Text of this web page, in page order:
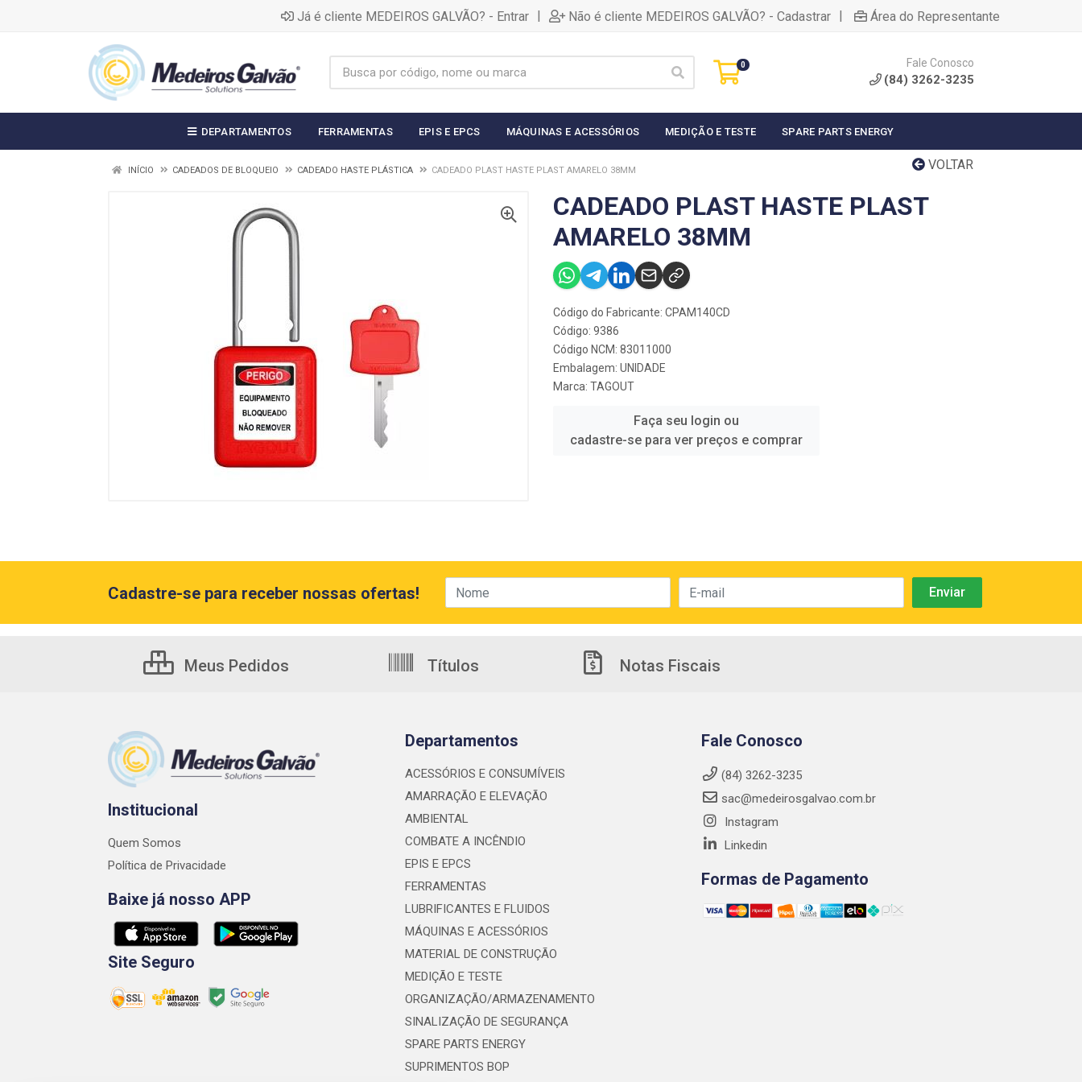
Já é cliente MEDEIROS GALVÃO? - Entrar | Não é cliente MEDEIROS GALVÃO? - Cadastrar | Área do Representante
0 Fale Conosco
(84) 3262-3235
DEPARTAMENTOS FERRAMENTAS EPIS E EPCS MÁQUINAS E ACESSÓRIOS MEDIÇÃO E TESTE SPARE PARTS ENERGY
VOLTAR
INÍCIO CADEADOS DE BLOQUEIO CADEADO HASTE PLÁSTICA CADEADO PLAST HASTE PLAST AMARELO 38MM
CADEADO PLAST HASTE PLAST
AMARELO 38MM
Código do Fabricante: CPAM140CD
Código: 9386
Código NCM: 83011000
Embalagem: UNIDADE
Marca: TAGOUT
Faça seu login ou
cadastre-se para ver preços e comprar
Cadastre-se para receber nossas ofertas!
Meus Pedidos Títulos Notas Fiscais
Institucional
Quem Somos
Política de Privacidade
Baixe já nosso APP
Site Seguro
Departamentos
ACESSÓRIOS E CONSUMÍVEIS
AMARRAÇÃO E ELEVAÇÃO
AMBIENTAL
COMBATE A INCÊNDIO
EPIS E EPCS
FERRAMENTAS
LUBRIFICANTES E FLUIDOS
MÁQUINAS E ACESSÓRIOS
MATERIAL DE CONSTRUÇÃO
MEDIÇÃO E TESTE
ORGANIZAÇÃO/ARMAZENAMENTO
SINALIZAÇÃO DE SEGURANÇA
SPARE PARTS ENERGY
SUPRIMENTOS BOP
Fale Conosco
(84) 3262-3235
sac@medeirosgalvao.com.br
Instagram
Linkedin
Formas de Pagamento